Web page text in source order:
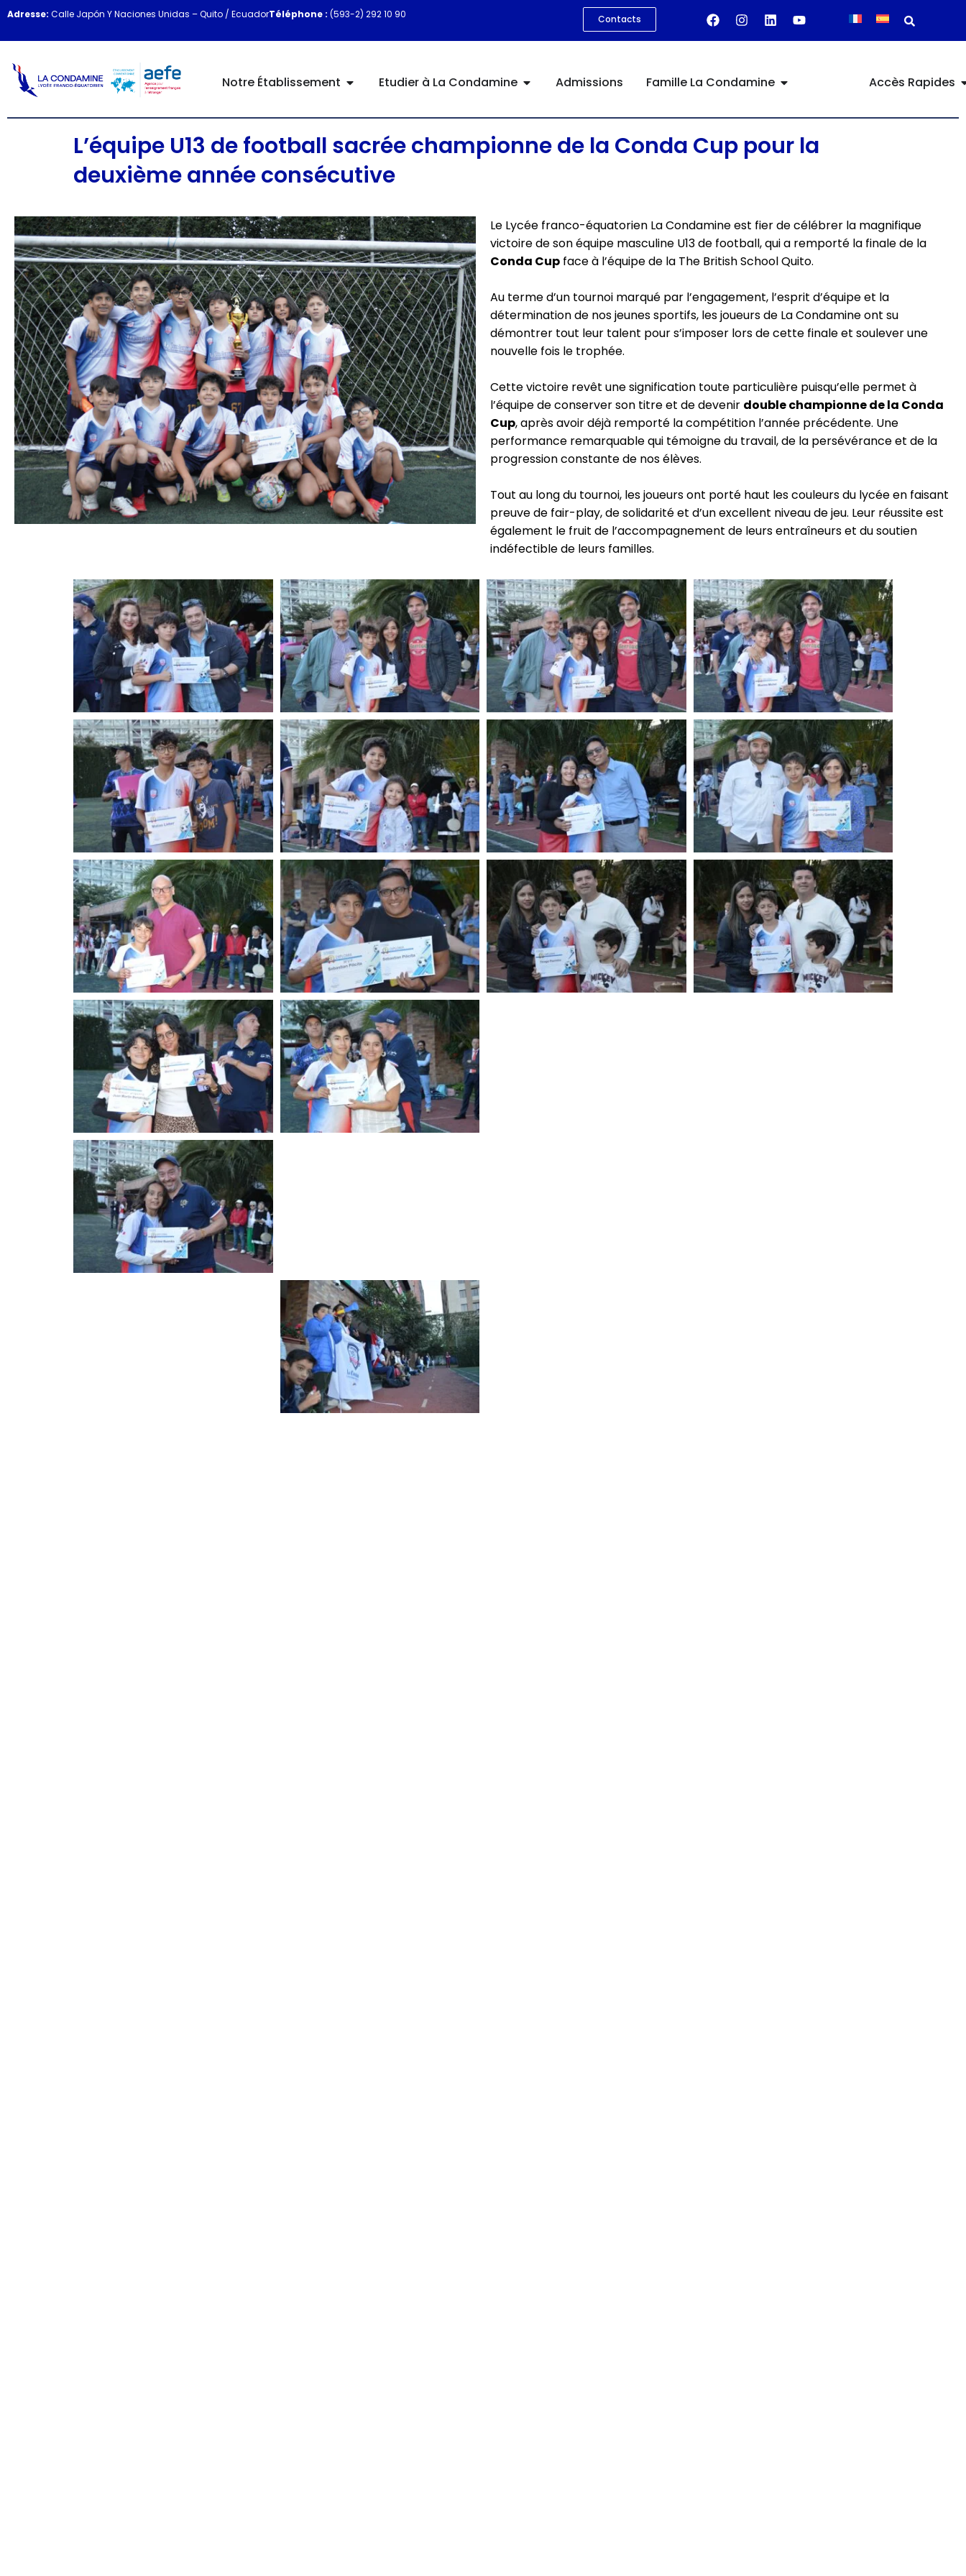
Adresse: Calle Japón Y Naciones Unidas – Quito / EcuadorTéléphone : (593-2) 292 10 90 Contacts
Notre Établissement Etudier à La Condamine Admissions Famille La Condamine Accès Rapides
L’équipe U13 de football sacrée championne de la Conda Cup pour la
deuxième année consécutive
Le Lycée franco-équatorien La Condamine est fier de célébrer la magnifique
victoire de son équipe masculine U13 de football, qui a remporté la finale de la
Conda Cup face à l’équipe de la The British School Quito.
Au terme d’un tournoi marqué par l’engagement, l’esprit d’équipe et la
détermination de nos jeunes sportifs, les joueurs de La Condamine ont su
démontrer tout leur talent pour s’imposer lors de cette finale et soulever une
nouvelle fois le trophée.
Cette victoire revêt une signification toute particulière puisqu’elle permet à
l’équipe de conserver son titre et de devenir double championne de la Conda
Cup, après avoir déjà remporté la compétition l’année précédente. Une
performance remarquable qui témoigne du travail, de la persévérance et de la
progression constante de nos élèves.
Tout au long du tournoi, les joueurs ont porté haut les couleurs du lycée en faisant
preuve de fair-play, de solidarité et d’un excellent niveau de jeu. Leur réussite est
également le fruit de l’accompagnement de leurs entraîneurs et du soutien
indéfectible de leurs familles.